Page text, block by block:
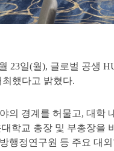
23일(월), 글로벌 공생
했다고 밝혔다.
의 경계를 허물고, 대학
학교 총장 및 부총장을
행정연구원 등 주요 대